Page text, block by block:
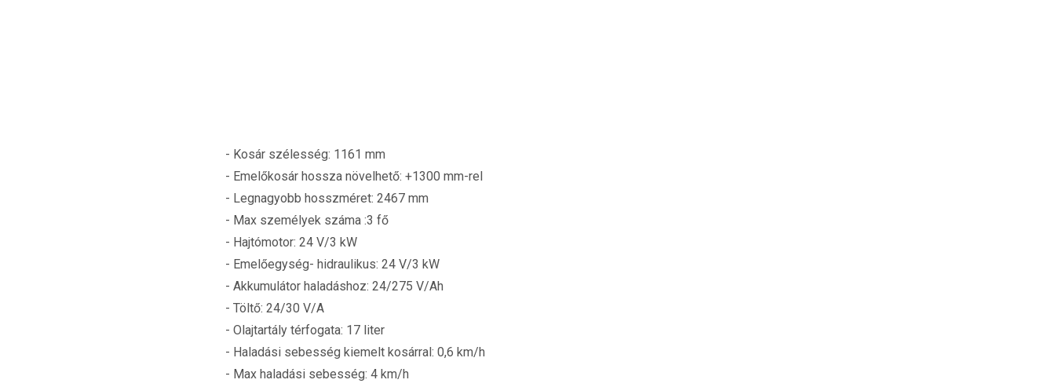
- Kosár szélesség: 1161 mm
- Emelőkosár hossza növelhető: +1300 mm-rel
- Legnagyobb hosszméret: 2467 mm
- Max személyek száma :3 fő
- Hajtómotor: 24 V/3 kW
- Emelőegység- hidraulikus: 24 V/3 kW
- Akkumulátor haladáshoz: 24/275 V/Ah
- Töltő: 24/30 V/A
- Olajtartály térfogata: 17 liter
- Haladási sebesség kiemelt kosárral: 0,6 km/h
- Max haladási sebesség: 4 km/h